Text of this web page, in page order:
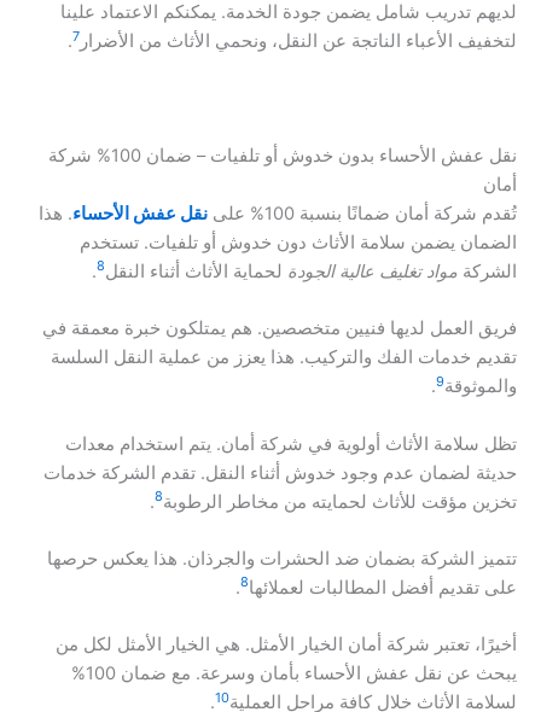
لديهم تدريب شامل يضمن جودة الخدمة. يمكنكم الاعتماد علينا
لتخفيف الأعباء الناتجة عن النقل، ونحمي الأثاث من الأضرار 7
.
نقل عفش الأحساء بدون خدوش أو تلفيات – ضمان 100% شركة
أمان
تُقدم شركة أمان ضمانًا بنسبة 100% على
نقل عفش الأحساء. هذا
الضمان يضمن سلامة الأثاث دون خدوش أو تلفيات. تستخدم
الشركة مواد تغليف عالية الجودة لحماية الأثاث أثناء النقل8
.
فريق العمل لديها فنيين متخصصين. هم يمتلكون خبرة معمقة في
تقديم خدمات الفك والتركيب. هذا يعزز من عملية النقل السلسة
والموثوقة9
.
تظل سلامة الأثاث أولوية في شركة أمان. يتم استخدام معدات
حديثة لضمان عدم وجود خدوش أثناء النقل. تقدم الشركة خدمات
تخزين مؤقت للأثاث لحمايته من مخاطر الرطوبة8
.
تتميز الشركة بضمان ضد الحشرات والجرذان. هذا يعكس حرصها
على تقديم أفضل المطالبات لعملائها8
.
أخيرًا، تعتبر شركة أمان الخيار الأمثل. هي الخيار الأمثل لكل من
يبحث عن نقل عفش الأحساء بأمان وسرعة. مع ضمان 100%
لسلامة الأثاث خلال كافة مراحل العملية10
.